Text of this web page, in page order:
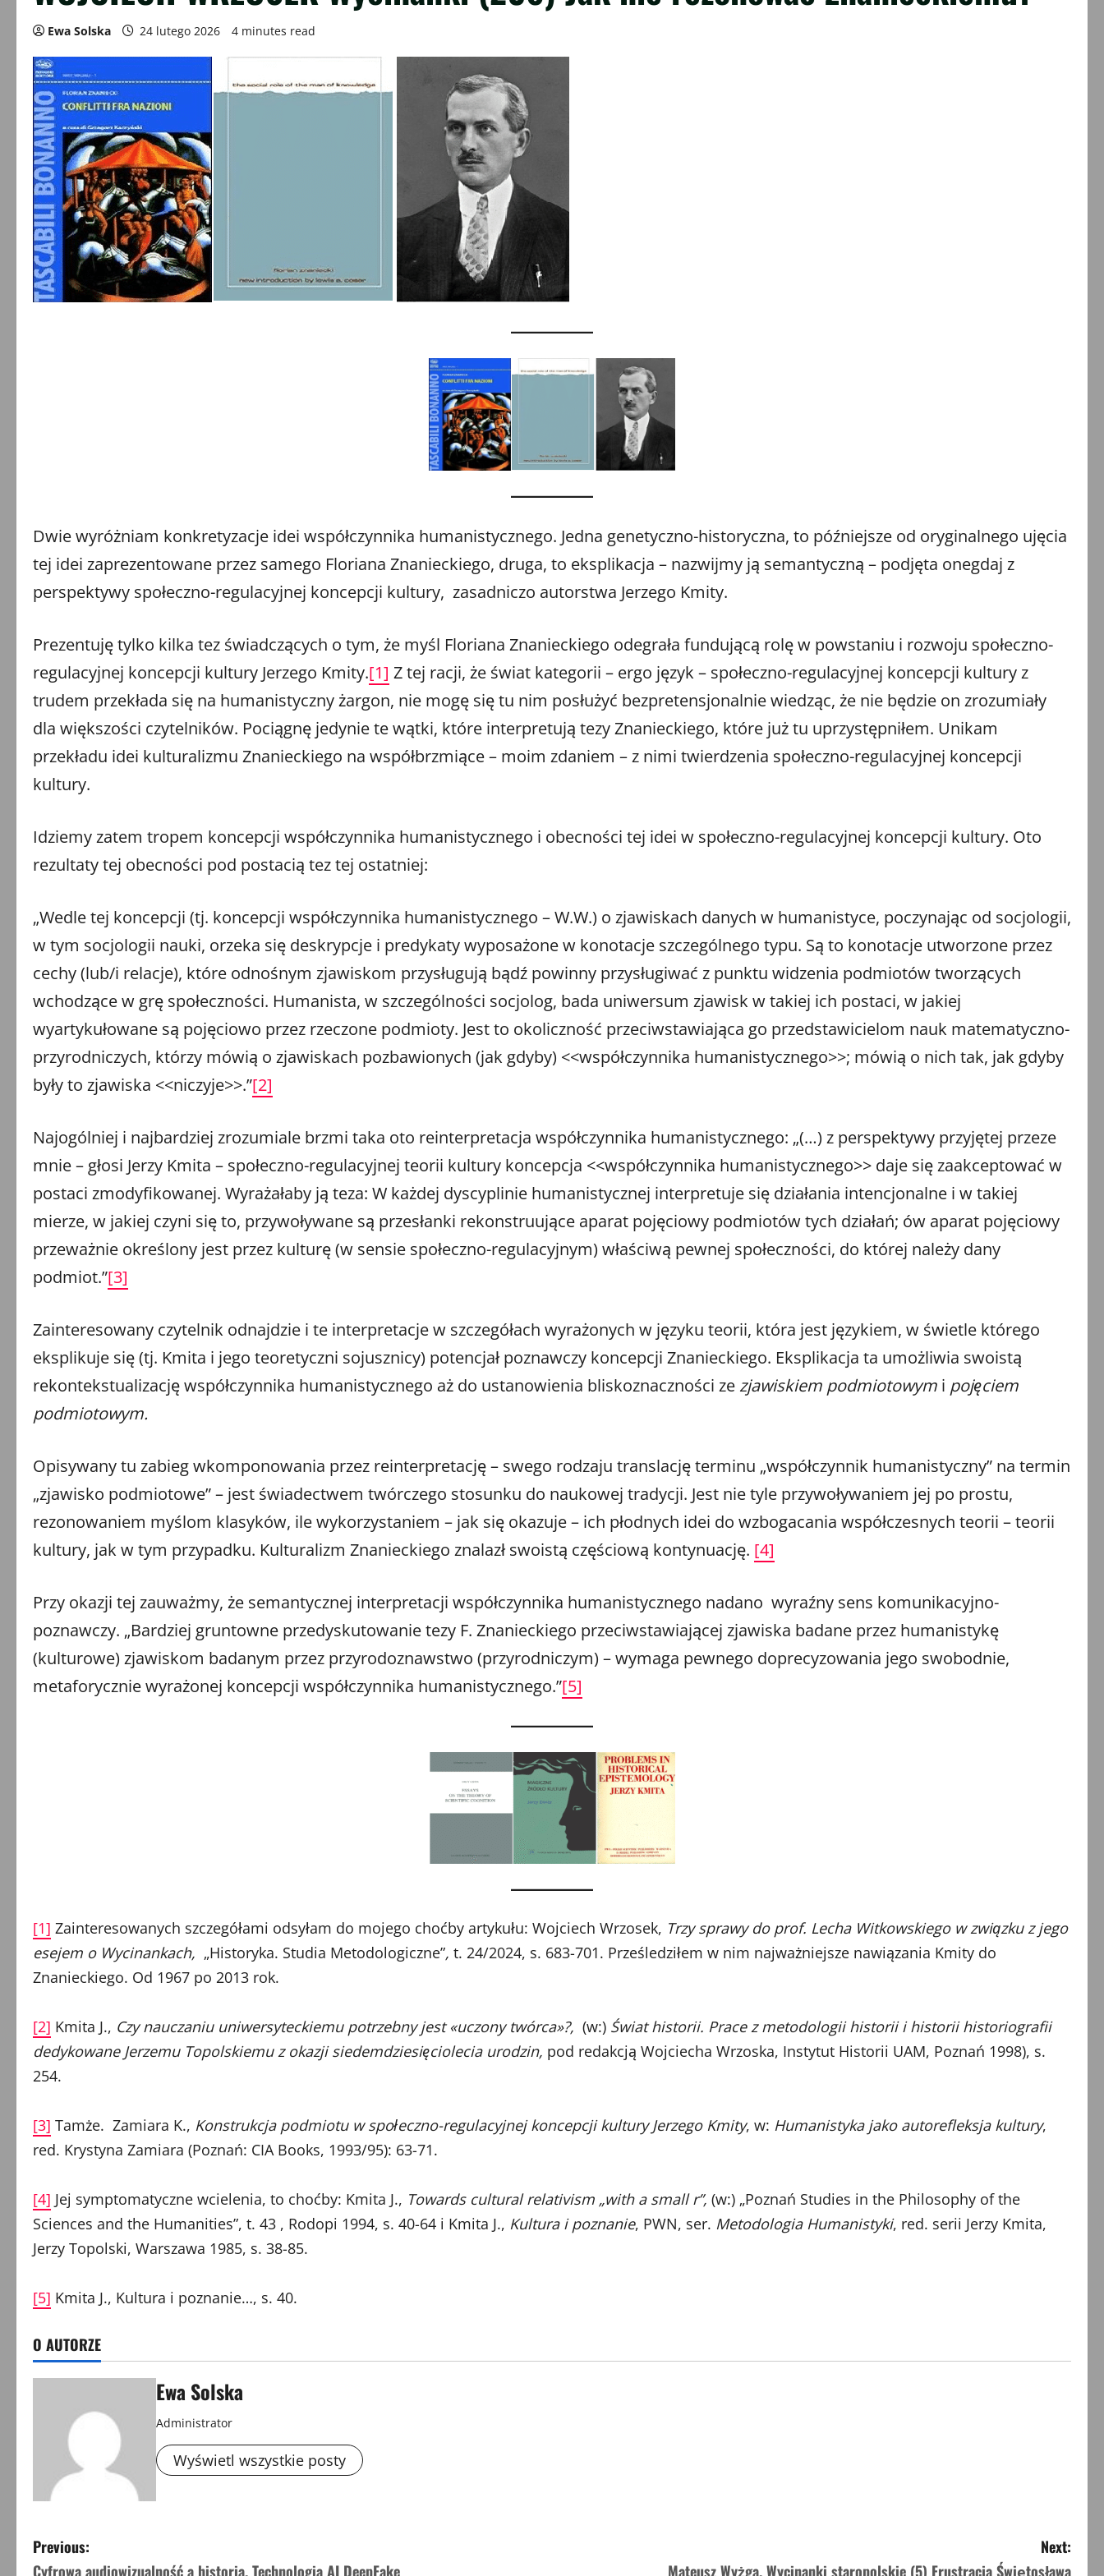
Ewa Solska 24 lutego 2026 4 minutes read
Dwie wyróżniam konkretyzacje idei współczynnika humanistycznego. Jedna genetyczno-historyczna, to późniejsze od oryginalnego ujęcia
tej idei zaprezentowane przez samego Floriana Znanieckiego, druga, to eksplikacja – nazwijmy ją semantyczną – podjęta onegdaj z
perspektywy społeczno-regulacyjnej koncepcji kultury, zasadniczo autorstwa Jerzego Kmity.
Prezentuję tylko kilka tez świadczących o tym, że myśl Floriana Znanieckiego odegrała fundującą rolę w powstaniu i rozwoju społeczno-
regulacyjnej koncepcji kultury Jerzego Kmity.[1] Z tej racji, że świat kategorii – ergo język – społeczno-regulacyjnej koncepcji kultury z
trudem przekłada się na humanistyczny żargon, nie mogę się tu nim posłużyć bezpretensjonalnie wiedząc, że nie będzie on zrozumiały
dla większości czytelników. Pociągnę jedynie te wątki, które interpretują tezy Znanieckiego, które już tu uprzystępniłem. Unikam
przekładu idei kulturalizmu Znanieckiego na współbrzmiące – moim zdaniem – z nimi twierdzenia społeczno-regulacyjnej koncepcji
kultury.
Idziemy zatem tropem koncepcji współczynnika humanistycznego i obecności tej idei w społeczno-regulacyjnej koncepcji kultury. Oto
rezultaty tej obecności pod postacią tez tej ostatniej:
„Wedle tej koncepcji (tj. koncepcji współczynnika humanistycznego – W.W.) o zjawiskach danych w humanistyce, poczynając od socjologii,
w tym socjologii nauki, orzeka się deskrypcje i predykaty wyposażone w konotacje szczególnego typu. Są to konotacje utworzone przez
cechy (lub/i relacje), które odnośnym zjawiskom przysługują bądź powinny przysługiwać z punktu widzenia podmiotów tworzących
wchodzące w grę społeczności. Humanista, w szczególności socjolog, bada uniwersum zjawisk w takiej ich postaci, w jakiej
wyartykułowane są pojęciowo przez rzeczone podmioty. Jest to okoliczność przeciwstawiająca go przedstawicielom nauk matematyczno-
przyrodniczych, którzy mówią o zjawiskach pozbawionych (jak gdyby) <<współczynnika humanistycznego>>; mówią o nich tak, jak gdyby
były to zjawiska <<niczyje>>.”[2]
Najogólniej i najbardziej zrozumiale brzmi taka oto reinterpretacja współczynnika humanistycznego: „(…) z perspektywy przyjętej przeze
mnie – głosi Jerzy Kmita – społeczno-regulacyjnej teorii kultury koncepcja <<współczynnika humanistycznego>> daje się zaakceptować w
postaci zmodyfikowanej. Wyrażałaby ją teza: W każdej dyscyplinie humanistycznej interpretuje się działania intencjonalne i w takiej
mierze, w jakiej czyni się to, przywoływane są przesłanki rekonstruujące aparat pojęciowy podmiotów tych działań; ów aparat pojęciowy
przeważnie określony jest przez kulturę (w sensie społeczno-regulacyjnym) właściwą pewnej społeczności, do której należy dany
podmiot.”[3]
Zainteresowany czytelnik odnajdzie i te interpretacje w szczegółach wyrażonych w języku teorii, która jest językiem, w świetle którego
eksplikuje się (tj. Kmita i jego teoretyczni sojusznicy) potencjał poznawczy koncepcji Znanieckiego. Eksplikacja ta umożliwia swoistą
rekontekstualizację współczynnika humanistycznego aż do ustanowienia bliskoznaczności ze zjawiskiem podmiotowym i pojęciem
podmiotowym.
Opisywany tu zabieg wkomponowania przez reinterpretację – swego rodzaju translację terminu „współczynnik humanistyczny” na termin
„zjawisko podmiotowe” – jest świadectwem twórczego stosunku do naukowej tradycji. Jest nie tyle przywoływaniem jej po prostu,
rezonowaniem myślom klasyków, ile wykorzystaniem – jak się okazuje – ich płodnych idei do wzbogacania współczesnych teorii – teorii
kultury, jak w tym przypadku. Kulturalizm Znanieckiego znalazł swoistą częściową kontynuację. [4]
Przy okazji tej zauważmy, że semantycznej interpretacji współczynnika humanistycznego nadano wyraźny sens komunikacyjno-
poznawczy. „Bardziej gruntowne przedyskutowanie tezy F. Znanieckiego przeciwstawiającej zjawiska badane przez humanistykę
(kulturowe) zjawiskom badanym przez przyrodoznawstwo (przyrodniczym) – wymaga pewnego doprecyzowania jego swobodnie,
metaforycznie wyrażonej koncepcji współczynnika humanistycznego.”[5]
[1] Zainteresowanych szczegółami odsyłam do mojego choćby artykułu: Wojciech Wrzosek, Trzy sprawy do prof. Lecha Witkowskiego w związku z jego
esejem o Wycinankach, „Historyka. Studia Metodologiczne”, t. 24/2024, s. 683-701. Prześledziłem w nim najważniejsze nawiązania Kmity do
Znanieckiego. Od 1967 po 2013 rok.
[2] Kmita J., Czy nauczaniu uniwersyteckiemu potrzebny jest«uczony twórca»?, (w:) Świat historii. Prace z metodologii historii i historii historiografii
dedykowane Jerzemu Topolskiemu z okazji siedemdziesięciolecia urodzin, pod redakcją Wojciecha Wrzoska, Instytut Historii UAM, Poznań 1998), s.
254.
[3] Tamże. Zamiara K., Konstrukcja podmiotu w społeczno-regulacyjnej koncepcji kultury Jerzego Kmity, w: Humanistyka jako autorefleksja kultury,
red. Krystyna Zamiara (Poznań: CIA Books, 1993/95): 63-71.
[4] Jej symptomatyczne wcielenia, to choćby: Kmita J., Towards cultural relativism „with a small r”, (w:) „Poznań Studies in the Philosophy of the
Sciences and the Humanities”, t. 43 , Rodopi 1994, s. 40-64 i Kmita J., Kultura i poznanie, PWN, ser. Metodologia Humanistyki, red. serii Jerzy Kmita,
Jerzy Topolski, Warszawa 1985, s. 38-85.
[5] Kmita J., Kultura i poznanie…, s. 40.
O AUTORZE
Ewa Solska
Administrator
Wyświetl wszystkie posty
P
Previous:
Cyfrowa audiowizualność a historia. Technologia AI DeepFake
Next:
Mateusz Wyżga. Wycinanki staropolskie (5) Frustracja Świętosława